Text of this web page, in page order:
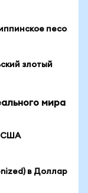
песо
злотый
мира
США
в Доллар